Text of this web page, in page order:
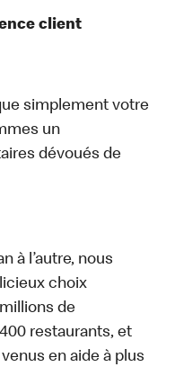
client
simplement votre
un
dévoués de
à l’autre, nous
choix
de
restaurants, et
en aide à plus